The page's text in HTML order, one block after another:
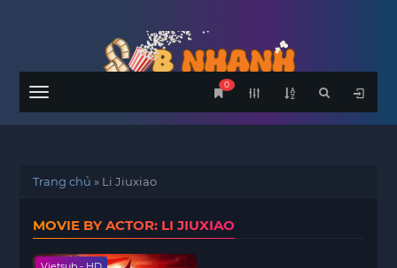
Menu
0
Trang chủ » Li Jiuxiao
MOVIE BY ACTOR: LI JIUXIAO